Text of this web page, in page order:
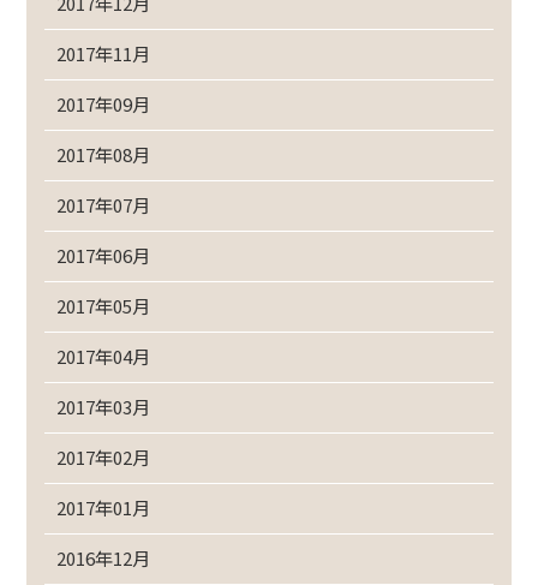
2017年11月
2017年09月
2017年08月
2017年07月
2017年06月
2017年05月
2017年04月
2017年03月
2017年02月
2017年01月
2016年12月